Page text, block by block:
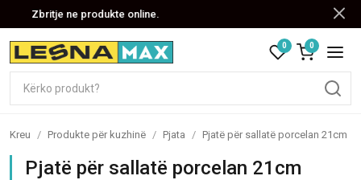
Zbritje ne produkte online.
0 0
Kreu / Produkte për kuzhinë / Pjata / Pjatë për sallatë porcelan 21cm
Pjatë për sallatë porcelan 21cm